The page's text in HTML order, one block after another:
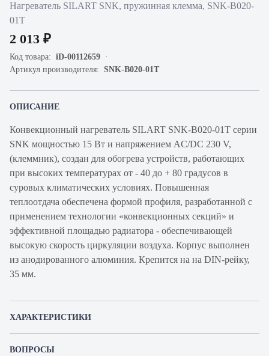
Нагреватель SILART SNK, пружинная клемма, SNK-B020-
01T
2 013 ₽
Код товара: iD-00112659
Артикул производителя: SNK-B020-01T
ОПИСАНИЕ
Конвекционный нагреватель SILART SNK-B020-01T серии
SNK мощностью 15 Вт и напряжением AC/DC 230 V,
(клеммник), создан для обогрева устройств, работающих
при высоких температурах от - 40 до + 80 градусов в
суровых климатических условиях. Повышенная
теплоотдача обеспечена формой профиля, разработанной с
применением технологии «конвекционных секций» и
эффективной площадью радиатора - обеспечивающей
высокую скорость циркуляции воздуха. Корпус выполнен
из анодированного алюминия. Крепится на на DIN-рейку,
35 мм.
ХАРАКТЕРИСТИКИ
ВОПРОСЫ